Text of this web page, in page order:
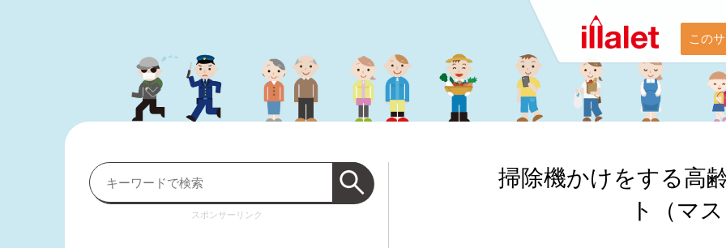
この
掃除機かけをする高
ト（マ
スポンサーリンク